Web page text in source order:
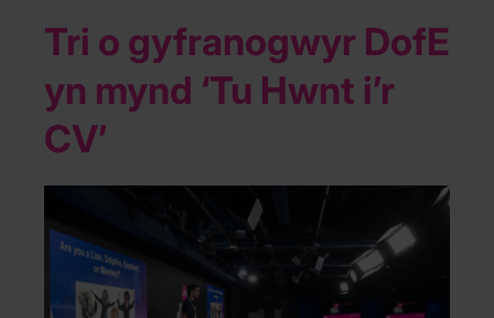
Tri o gyfranogwyr DofE
yn mynd ‘Tu Hwnt i’r
CV’